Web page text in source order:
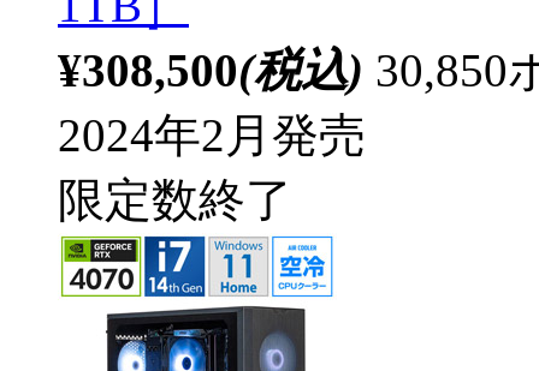
¥308,500(税込) 30,850
2024年2月発売
限定数終了